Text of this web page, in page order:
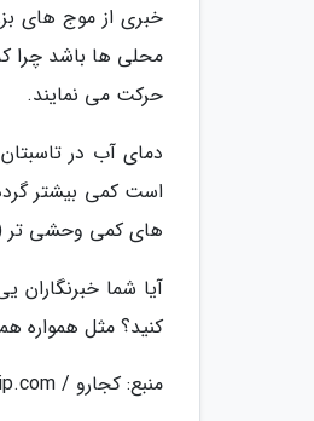
خبری از موج های
حرکت می نمایند.
است کمی بیشتر
های کمی وحشی تر
آیا شما خبرنگاران
کنید؟ مثل همواره
منبع: کجارو / theculturetrip.com